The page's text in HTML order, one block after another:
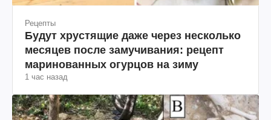
Рецепты
Будут хрустящие даже через несколько
месяцев после замучивания: рецепт
маринованных огурцов на зиму
1 час назад